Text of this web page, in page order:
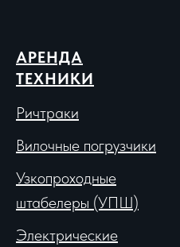
АРЕНДА
ТЕХНИКИ
Ричтраки
Вилочные погрузчики
Узкопроходные
штабелеры (УПШ)
Электрические